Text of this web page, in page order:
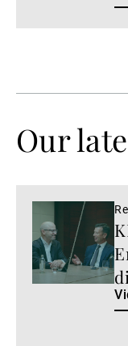
Our
abspielen